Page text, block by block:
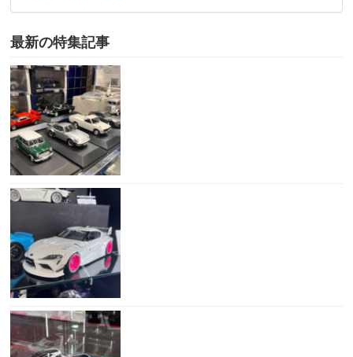
最新の特集記事